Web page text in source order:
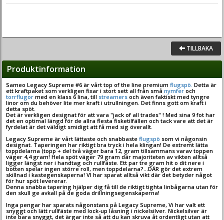
TILLBAKA
Produktinformation
Sameo Legacy Supreme #6 är vårt top of the line premium flugspö. Detta är
ett kraftpaket som verkligen fixar i stort sett all från små nymferoch
torrflugor med en klass 6 lina, till streamers och även faktiskt med tyngre
linor om du behöver lite mer kraft i utrullningen. Det finns gott om kraft i
detta spöt.
Det är verkligen designat för att vara "jack of all trades" ! Med sina 9 fot har
det en optimal längd för de allra flesta fisketilfällen och tack vare att det är
fyrdelat är det väldigt smidigt att få med sig överallt.
Legacy Supreme är vårt lättaste och snabbaste flugspö som vi någonsin
designat. Taperingen har riktigt bra tryck i hela klingan! De extremt lätta
toppdelarna (topp + del två väger bara 12, gram tillsammans varav toppen
väger 4,4 gram! Hela spöt väger 79 gram där majoriteten av vikten alltså
ligger längst ner i handtag och rullfäste. Ett par tre gram hit o dit nere i
botten spelar ingen större roll, men toppdelarna?…DÄR gör det extrem
skillnad i kastegenskaperna! VI har sparat alltså vikt där det betyder något
för hur spöt levererar.
Denna snabba tapering hjälper dig få till de riktigt tighta linbågarna utan för
den skull ge avkall på de goda drillningsegenskaperna!
Inga pengar har sparats någonstans på Legacy Supreme, Vi har valt ett
snyggt och lätt rullfäste med lock-up låsning i nickelsilver. Nickelsilver är
inte bara snyggt, det ärgar inte så att du kan skruva åt ordentligt utan att